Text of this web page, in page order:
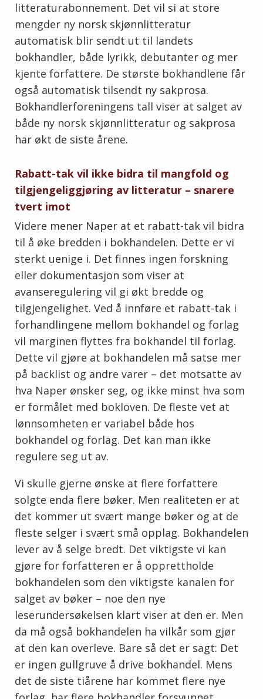
litteraturabonnement. Det vil si at store
mengder ny norsk skjønnlitteratur
automatisk blir sendt ut til landets
bokhandler, både lyrikk, debutanter og mer
kjente forfattere. De største bokhandlene får
også automatisk tilsendt ny sakprosa.
Bokhandlerforeningens tall viser at salget av
både ny norsk skjønnlitteratur og sakprosa
har økt de siste årene.
Rabatt-tak vil ikke bidra til mangfold og
tilgjengeliggjøring av litteratur – snarere
tvert imot
Videre mener Naper at et rabatt-tak vil bidra
til å øke bredden i bokhandelen. Dette er vi
sterkt uenige i. Det finnes ingen forskning
eller dokumentasjon som viser at
avanseregulering vil gi økt bredde og
tilgjengelighet. Ved å innføre et rabatt-tak i
forhandlingene mellom bokhandel og forlag
vil marginen flyttes fra bokhandel til forlag.
Dette vil gjøre at bokhandelen må satse mer
på backlist og andre varer – det motsatte av
hva Naper ønsker seg, og ikke minst hva som
er formålet med bokloven. De fleste vet at
lønnsomheten er variabel både hos
bokhandel og forlag. Det kan man ikke
regulere seg ut av.
Vi skulle gjerne ønske at flere forfattere
solgte enda flere bøker. Men realiteten er at
det kommer ut svært mange bøker og at de
fleste selger i svært små opplag. Bokhandelen
lever av å selge bredt. Det viktigste vi kan
gjøre for forfatteren er å opprettholde
bokhandelen som den viktigste kanalen for
salget av bøker – noe den nye
leserundersøkelsen klart viser at den er. Men
da må også bokhandelen ha vilkår som gjør
at den kan overleve. Bare så det er sagt: Det
er ingen gullgruve å drive bokhandel. Mens
det de siste tiårene har kommet flere nye